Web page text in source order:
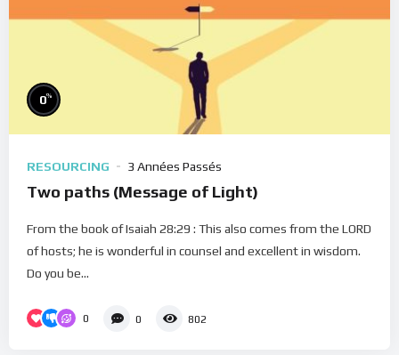
0%
RESOURCING 3 Années Passés
Two paths (Message of Light)
From the book of Isaiah 28:29 : This also comes from the LORD
of hosts; he is wonderful in counsel and excellent in wisdom.
Do you be...
0 0 802